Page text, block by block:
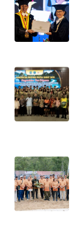
OPINI
Informasi
INDEKS
BERITA
KONTAK
INFO
IKLAN
TENTANG